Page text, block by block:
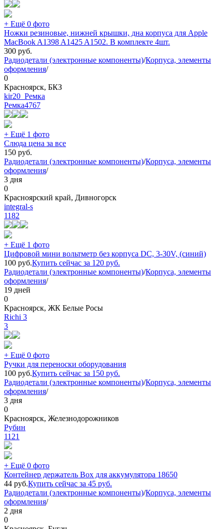
+ Ещё 0 фото
Ножки резиновые, нижней крышки, дна корпуса для Apple
MacBook A1398 A1425 A1502. В комплекте 4шт.
300 руб.
Радиодетали (электронные компоненты)/Корпуса, элементы
оформления/
0
Красноярск, БКЗ
kir20_Ремка
Ремка4767
+ Ещё 1 фото
Слюда цена за все
150 руб.
Радиодетали (электронные компоненты)/Корпуса, элементы
оформления/
3 дня
0
Красноярский край, Дивногорск
integral-s
1182
+ Ещё 1 фото
Цифровой мини вольтметр без корпуса DC, 3-30V, (синий)
100 руб.Купить сейчас за 120 руб.
Радиодетали (электронные компоненты)/Корпуса, элементы
оформления/
19 дней
0
Красноярск, ЖК Белые Росы
Richi 3
3
+ Ещё 0 фото
Ручки для переноски оборудования
100 руб.Купить сейчас за 150 руб.
Радиодетали (электронные компоненты)/Корпуса, элементы
оформления/
3 дня
0
Красноярск, Железнодорожников
Рубин
1121
+ Ещё 0 фото
Контейнер держатель Box для аккумулятора 18650
44 руб.Купить сейчас за 45 руб.
Радиодетали (электронные компоненты)/Корпуса, элементы
оформления/
2 дня
0